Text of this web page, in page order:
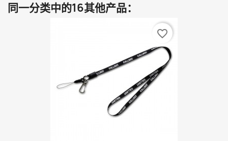
同一分类中的16其他产品：
favorite_border